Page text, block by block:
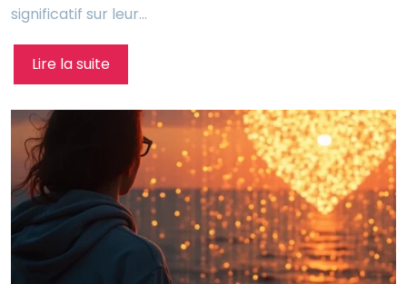
significatif sur leur…
Lire la suite